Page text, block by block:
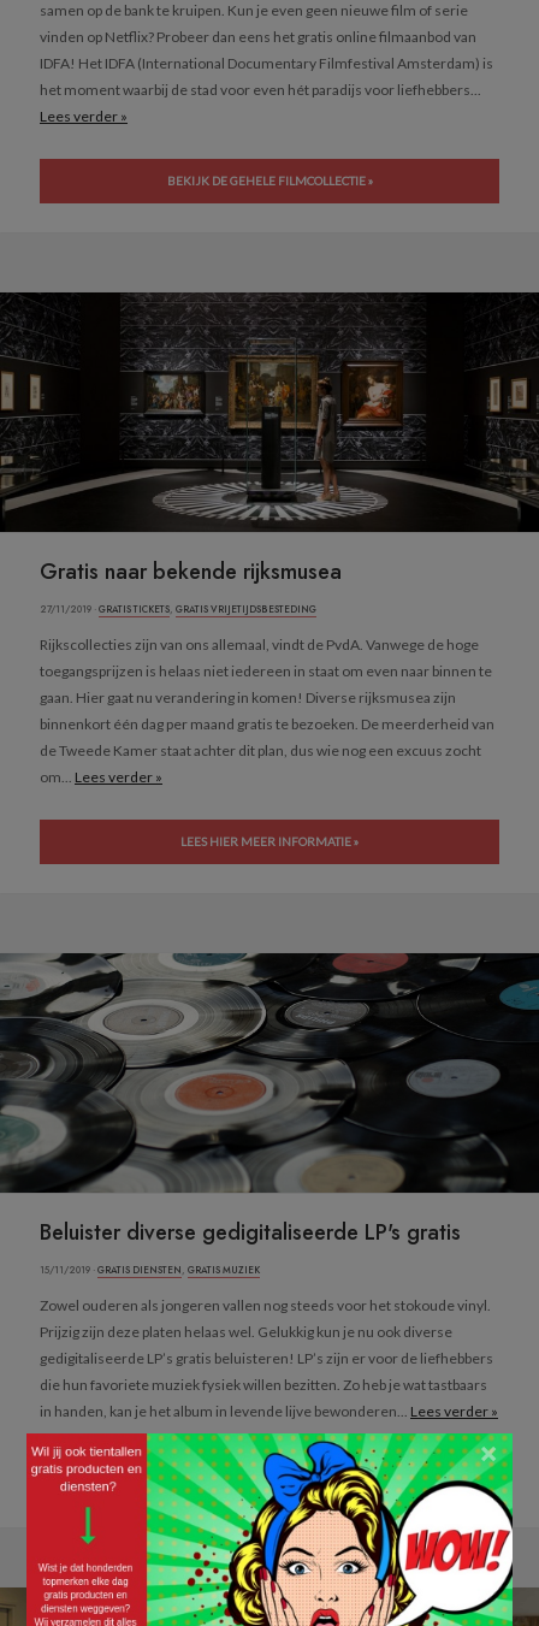
samen op de bank te kruipen. Kun je even geen nieuwe film of serie
vinden op Netflix? Probeer dan eens het gratis online filmaanbod van
IDFA! Het IDFA (International Documentary Filmfestival Amsterdam) is
het moment waarbij de stad voor even hét paradijs voor liefhebbers...
Lees verder »
BEKIJK DE GEHELE FILMCOLLECTIE »
Gratis naar bekende rijksmusea
27/11/2019 ·GRATIS TICKETS, GRATIS VRIJETIJDSBESTEDING
Rijkscollecties zijn van ons allemaal, vindt de PvdA. Vanwege de hoge
toegangsprijzen is helaas niet iedereen in staat om even naar binnen te
gaan. Hier gaat nu verandering in komen! Diverse rijksmusea zijn
binnenkort één dag per maand gratis te bezoeken. De meerderheid van
de Tweede Kamer staat achter dit plan, dus wie nog een excuus zocht
om... Lees verder »
LEES HIER MEER INFORMATIE »
Beluister diverse gedigitaliseerde LP's gratis
15/11/2019 ·GRATIS DIENSTEN, GRATIS MUZIEK
Zowel ouderen als jongeren vallen nog steeds voor het stokoude vinyl.
Prijzig zijn deze platen helaas wel. Gelukkig kun je nu ook diverse
gedigitaliseerde LP’s gratis beluisteren! LP’s zijn er voor de liefhebbers
die hun favoriete muziek fysiek willen bezitten. Zo heb je wat tastbaars
in handen, kan je het album in levende lijve bewonderen... Lees verder »
BELUISTER JOUW FAVO MUZIEK GRATIS »
×